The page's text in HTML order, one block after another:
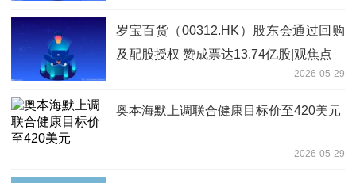
岁宝百货（00312.HK）股东会通过回购
及配股授权 赞成票达13.74亿股|观焦点
2026-05-29
奥本海默上调联合健康目标价至420美元
2026-05-29